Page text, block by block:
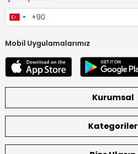
Mobil Uygulamalarımız
Kurumsal
Kategoriler